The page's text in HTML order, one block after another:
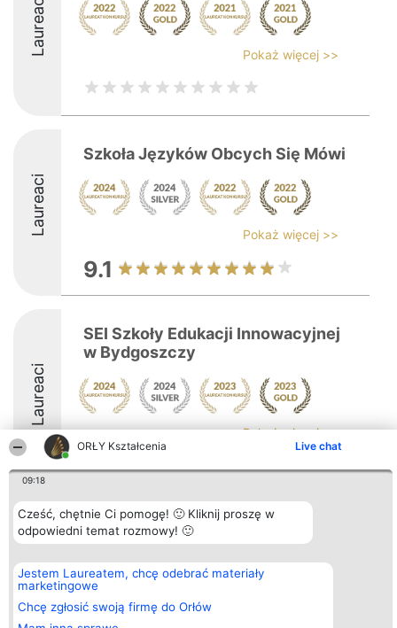
ORŁY Kształcenia Live chat
09:18
Cześć, chętnie Ci pomogę! 🙂 Kliknij proszę w
odpowiedni temat rozmowy! 🙂
Jestem Laureatem, chcę odebrać materiały
marketingowe
Chcę zgłosić swoją firmę do Orłów
Laureaci Pokaż więcej >>
Laureaci
Szkoła Języków Obcych Się Mówi
Pokaż więcej >>
9.1
Laureaci
SEI Szkoły Edukacji Innowacyjnej
w Bydgoszczy
Pokaż więcej >>
9
Organizator plebiscytu
Bright Side Solutions sp. z o.
ul. Ruska 22
Wrocław 50-079
KRS 0000749100 | Regon
381313360 | NIP 8943132676
+48 508 492 400
Plebiscyt
Laureaci
wszystkich
Laureatów
Regulamin
Kontakt